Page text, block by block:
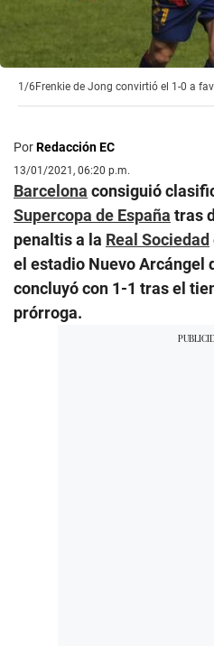
1/6 Frenkie de Jong convirtió el 1-0 a
PorRedacción EC
13/01/2021, 06:20 p.m.
Barcelona consiguió
Supercopa de España tras
penaltis a la Real Sociedad
el estadio Nuevo Arcángel
concluyó con 1-1 tras el
prórroga.